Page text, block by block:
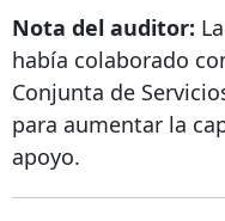
Nota del auditor:
había colaborado
Conjunta de
para aumentar la
apoyo.